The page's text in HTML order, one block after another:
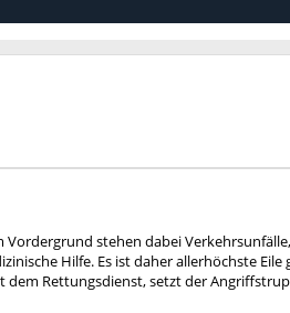
stehen dabei
Hilfe. Es ist daher allerhöchste
Rettungsdienst, setzt der